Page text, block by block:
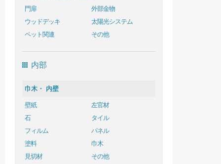
門扉
外部金物
ウッドデッキ
太陽光システム
ペット関連
その他
内部
巾木・ 内壁
壁紙
左官材
石
タイル
フィルム
パネル
塗料
巾木
見切材
その他